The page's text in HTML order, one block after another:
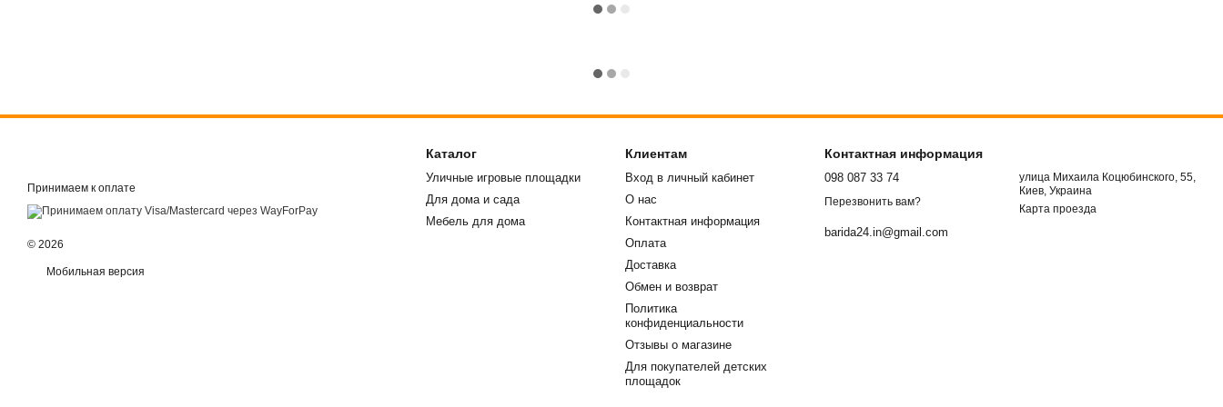
Принимаем к оплате
© 2026
Мобильная версия
Каталог
Уличные игровые площадки
Для дома и сада
Мебель для дома
Клиентам
Вход в личный кабинет
О нас
Контактная информация
Оплата
Доставка
Обмен и возврат
Политика
конфиденциальности
Отзывы о магазине
Для покупателей детских
площадок
Контактная информация
098 087 33 74
Перезвонить вам?
barida24.in@gmail.com
улица Михаила Коцюбинского, 55,
Киев, Украина
Карта проезда